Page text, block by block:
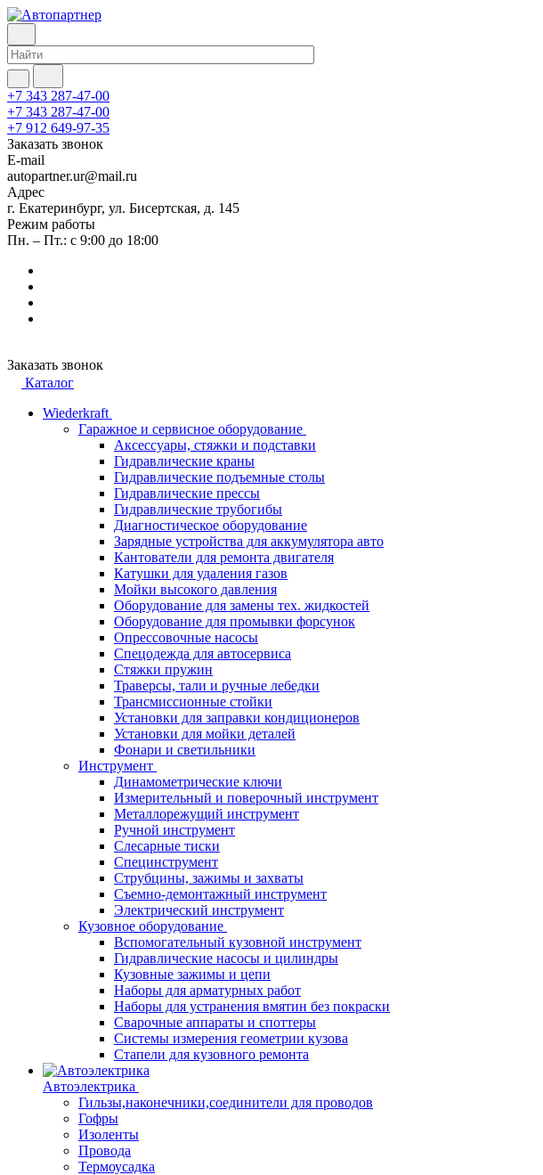
+7 343 287-47-00
+7 343 287-47-00
+7 912 649-97-35
Заказать звонок
E-mail
autopartner.ur@mail.ru
Адрес
г. Екатеринбург, ул. Бисертская, д. 145
Режим работы
Пн. – Пт.: с 9:00 до 18:00
Заказать звонок
Каталог
Wiederkraft
Гаражное и сервисное оборудование
Аксессуары, стяжки и подставки
Гидравлические краны
Гидравлические подъемные столы
Гидравлические прессы
Гидравлические трубогибы
Диагностическое оборудование
Зарядные устройства для аккумулятора авто
Кантователи для ремонта двигателя
Катушки для удаления газов
Мойки высокого давления
Оборудование для замены тех. жидкостей
Оборудование для промывки форсунок
Опрессовочные насосы
Спецодежда для автосервиса
Стяжки пружин
Траверсы, тали и ручные лебедки
Трансмиссионные стойки
Установки для заправки кондиционеров
Установки для мойки деталей
Фонари и светильники
Инструмент
Динамометрические ключи
Измерительный и поверочный инструмент
Металлорежущий инструмент
Ручной инструмент
Слесарные тиски
Специнструмент
Струбцины, зажимы и захваты
Съемно-демонтажный инструмент
Электрический инструмент
Кузовное оборудование
Вспомогательный кузовной инструмент
Гидравлические насосы и цилиндры
Кузовные зажимы и цепи
Наборы для арматурных работ
Наборы для устранения вмятин без покраски
Сварочные аппараты и споттеры
Системы измерения геометрии кузова
Стапели для кузовного ремонта
Автоэлектрика
Гильзы,наконечники,соединители для проводов
Гофры
Изоленты
Провода
Термоусадка